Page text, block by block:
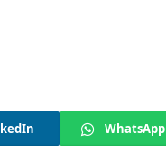
WhatsApp